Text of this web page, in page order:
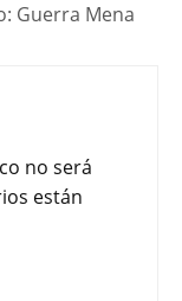
Guerra Mena
no será
están